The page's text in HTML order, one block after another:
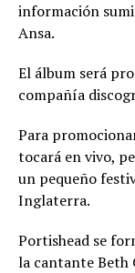
información
Ansa.
El álbum será
compañía
Para
tocará en vivo,
un pequeño
Inglaterra.
Portishead se
la cantante Beth